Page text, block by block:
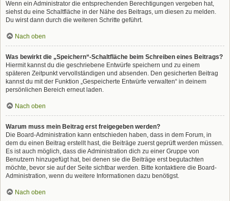
Wenn ein Administrator die entsprechenden Berechtigungen vergeben hat,
siehst du eine Schaltfläche in der Nähe des Beitrags, um diesen zu melden.
Du wirst dann durch die weiteren Schritte geführt.
Nach oben
Was bewirkt die „Speichern“-Schaltfläche beim Schreiben eines Beitrags?
Hiermit kannst du die geschriebene Entwürfe speichern und zu einem
späteren Zeitpunkt vervollständigen und absenden. Den gesicherten Beitrag
kannst du mit der Funktion „Gespeicherte Entwürfe verwalten“ in deinem
persönlichen Bereich erneut laden.
Nach oben
Warum muss mein Beitrag erst freigegeben werden?
Die Board-Administration kann entschieden haben, dass in dem Forum, in
dem du einen Beitrag erstellt hast, die Beiträge zuerst geprüft werden müssen.
Es ist auch möglich, dass die Administration dich zu einer Gruppe von
Benutzern hinzugefügt hat, bei denen sie die Beiträge erst begutachten
möchte, bevor sie auf der Seite sichtbar werden. Bitte kontaktiere die Board-
Administration, wenn du weitere Informationen dazu benötigst.
Nach oben